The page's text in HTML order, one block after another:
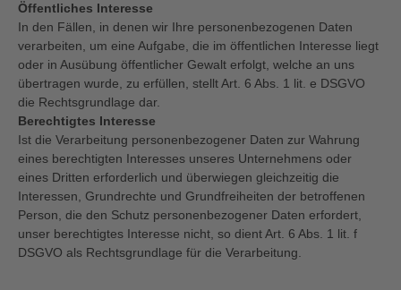
Öffentliches Interesse
In den Fällen, in denen wir Ihre personenbezogenen Daten
verarbeiten, um eine Aufgabe, die im öffentlichen Interesse liegt
oder in Ausübung öffentlicher Gewalt erfolgt, welche an uns
übertragen wurde, zu erfüllen, stellt Art. 6 Abs. 1 lit. e DSGVO
die Rechtsgrundlage dar.
Berechtigtes Interesse
Ist die Verarbeitung personenbezogener Daten zur Wahrung
eines berechtigten Interesses unseres Unternehmens oder
eines Dritten erforderlich und überwiegen gleichzeitig die
Interessen, Grundrechte und Grundfreiheiten der betroffenen
Person, die den Schutz personenbezogener Daten erfordert,
unser berechtigtes Interesse nicht, so dient Art. 6 Abs. 1 lit. f
DSGVO als Rechtsgrundlage für die Verarbeitung.